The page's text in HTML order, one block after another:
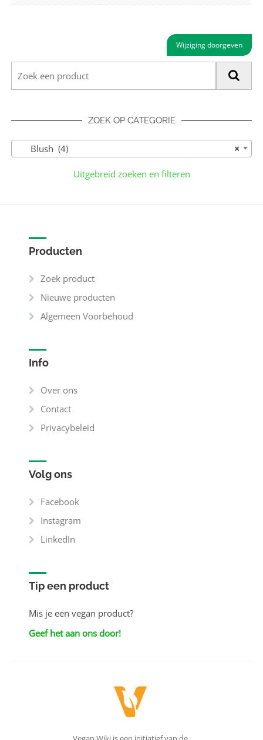
Wijziging doorgeven
ZOEK OP CATEGORIE
×
Blush (4)
Uitgebreid zoeken en filteren
Producten
Zoek product
Nieuwe producten
Algemeen Voorbehoud
Info
Over ons
Contact
Privacybeleid
Volg ons
Facebook
Instagram
LinkedIn
Tip een product
Mis je een vegan product?
Geef het aan ons door!